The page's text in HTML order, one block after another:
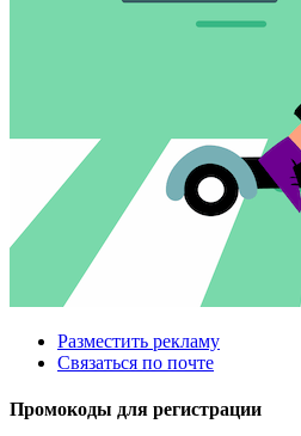
Разместить рекламу
Связаться по почте
Промокоды для регистрации